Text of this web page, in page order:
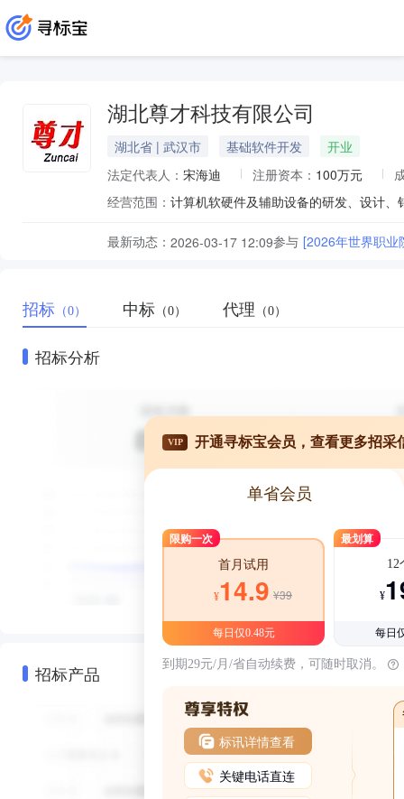
湖北尊才科技有限公司
湖北省 | 武汉市 基础软件开发
开业
法定代表人： 宋海迪 注册资本： 100万元
经营范围：
最新动态： 2026-03-17 12:09参与 [2026年世界职业
招标 （0） 中标 （0） 代理 （0）
招标分析
招标产品
VIP 开通寻标宝会员，查看更多招采
单省会员
限购一次
首月试用
¥14.9 ¥39
每日仅0.48元
最划算
12
¥
每日
到期29元/月/省自动续费，可随时取消。
标讯详情查看
关键电话直连